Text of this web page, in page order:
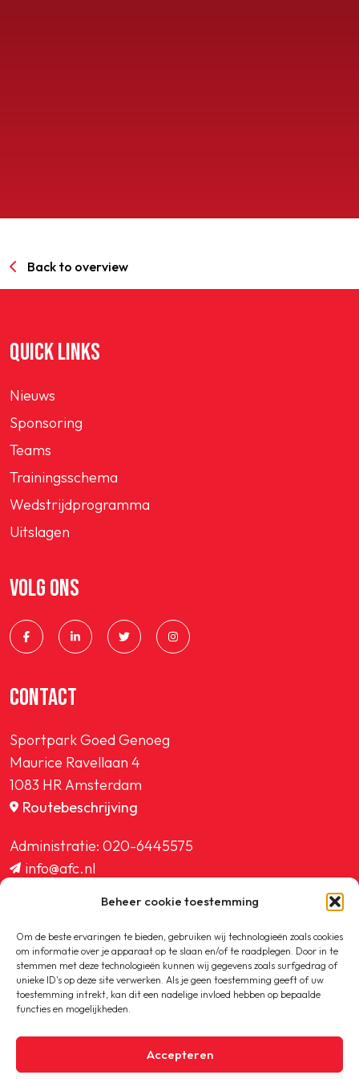
Beheer cookie toestemming
Om de beste ervaringen te bieden, gebruiken wij technologieën zoals cookies
om informatie over je apparaat op te slaan en/of te raadplegen. Door in te
stemmen met deze technologieën kunnen wij gegevens zoals surfgedrag of
unieke ID's op deze site verwerken. Als je geen toestemming geeft of uw
toestemming intrekt, kan dit een nadelige invloed hebben op bepaalde
functies en mogelijkheden.
Accepteren
Back to overview
QUICK LINKS
Nieuws
Sponsoring
Teams
Trainingsschema
Wedstrijdprogramma
Uitslagen
VOLG ONS
CONTACT
Sportpark Goed Genoeg
Maurice Ravellaan 4
1083 HR Amsterdam
Routebeschrijving
Administratie: 020-6445575
info@afc.nl
ledenadministratie@afc.nl
Copyright © 2020-2026 AFC